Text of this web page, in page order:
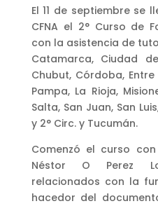
El 11 de septiembre se
CFNA el 2° Curso de
con la asistencia de
Catamarca, Ciudad
Chubut, Córdoba, Entre
Pampa, La Rioja,
Salta, San Juan, San
y 2° Circ. y Tucumán.
Comenzó el curso
Néstor O Perez
relacionados con la
hacedor del